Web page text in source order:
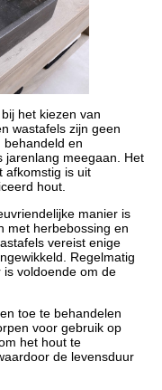
het kiezen van
wastafels zijn geen
behandeld en
jarenlang meegaan. Het
afkomstig is uit
hout.
manier is
met herbebossing en
vereist enige
Regelmatig
voldoende om de
toe te behandelen
voor gebruik op
het hout te
de levensduur